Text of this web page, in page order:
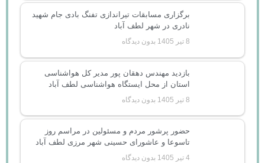
برگزاری مسابقات تیراندازی تفنگ بادی جام شهید
نادری در شهر لطف آباد
8 تیر 1405 بدون دیدگاه
بازدید مهندس دهقان پور مدیر کل هواشناسی
استان از محل ایستگاه هواشناسی لطف آباد
8 تیر 1405 بدون دیدگاه
حضور پرشور مردم و مسئولین در مراسم روز
تاسوعا و عاشورای حسینی شهر مرزی لطف آباد
4 تیر 1405 بدون دیدگاه